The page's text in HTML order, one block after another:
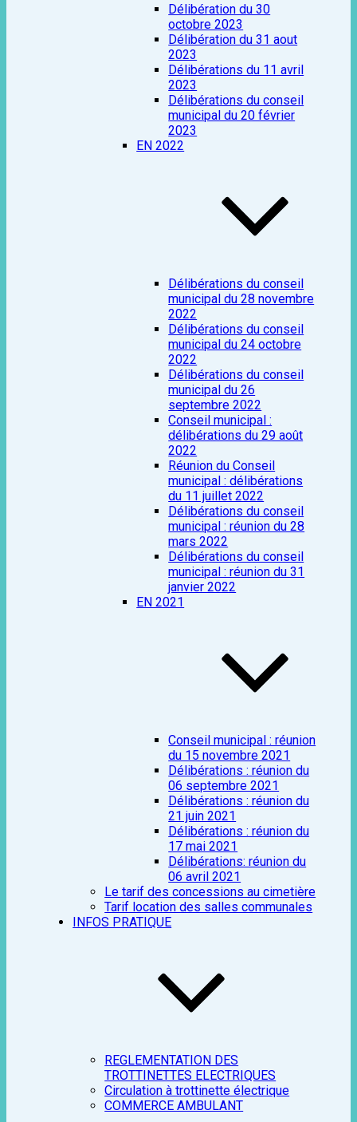
Délibération du 30
octobre 2023
Délibération du 31 aout
2023
Délibérations du 11 avril
2023
Délibérations du conseil
municipal du 20 février
2023
EN 2022
Délibérations du conseil
municipal du 28 novembre
2022
Délibérations du conseil
municipal du 24 octobre
2022
Délibérations du conseil
municipal du 26
septembre 2022
Conseil municipal :
délibérations du 29 août
2022
Réunion du Conseil
municipal : délibérations
du 11 juillet 2022
Délibérations du conseil
municipal : réunion du 28
mars 2022
Délibérations du conseil
municipal : réunion du 31
janvier 2022
EN 2021
Conseil municipal : réunion
du 15 novembre 2021
Délibérations : réunion du
06 septembre 2021
Délibérations : réunion du
21 juin 2021
Délibérations : réunion du
17 mai 2021
Délibérations: réunion du
06 avril 2021
Le tarif des concessions au cimetière
Tarif location des salles communales
INFOS PRATIQUE
REGLEMENTATION DES
TROTTINETTES ELECTRIQUES
Circulation à trottinette électrique
COMMERCE AMBULANT